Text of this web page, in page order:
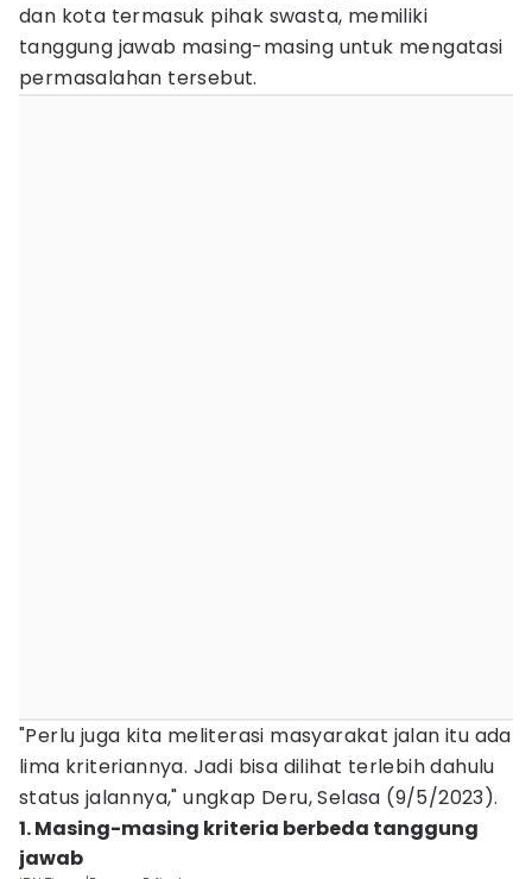
dan kota termasuk pihak swasta, memiliki
tanggung jawab masing-masing untuk mengatasi
permasalahan tersebut.
"Perlu juga kita meliterasi masyarakat jalan itu ada
lima kriteriannya. Jadi bisa dilihat terlebih dahulu
status jalannya," ungkap Deru, Selasa (9/5/2023).
1. Masing-masing kriteria berbeda tanggung
jawab